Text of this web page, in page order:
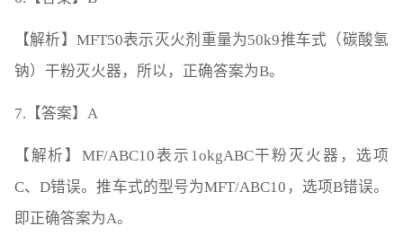
【解析】MFT50表示灭火剂重量为50k9推车式（碳酸氢
钠）干粉灭火器，所以，正确答案为B。
7.【答案】A
【解析】MF/ABC10表示1okgABC干粉灭火器，选项
C、D错误。推车式的型号为MFT/ABC10，选项B错误。
即正确答案为A。